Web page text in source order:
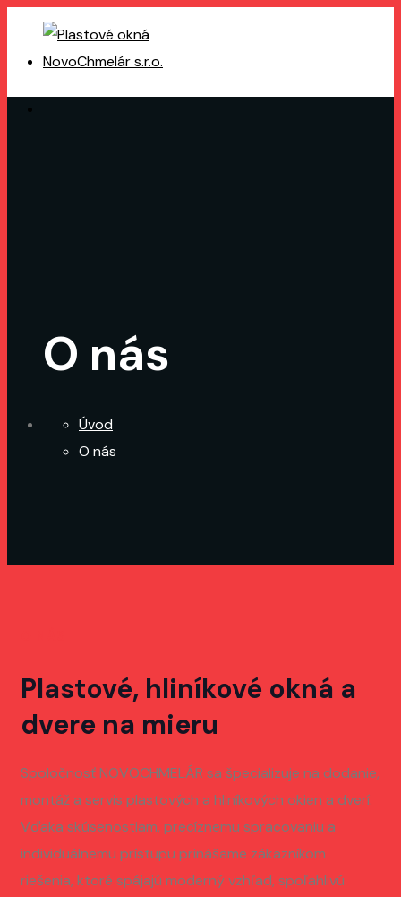
O nás
Úvod
O nás
Plastové, hliníkové okná a
dvere na mieru
Spoločnosť NOVOCHMELÁR sa špecializuje na dodanie,
montáž a servis plastových a hliníkových okien a dverí.
Vďaka skúsenostiam, precíznemu spracovaniu a
individuálnemu prístupu prinášame zákazníkom
riešenia, ktoré spájajú moderný vzhľad, spoľahlivú